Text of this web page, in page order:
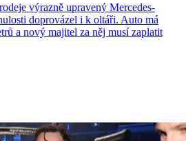
výrazně upravený Mercedes-
doprovázel i k oltáři. Auto má
a nový majitel za něj musí zaplatit